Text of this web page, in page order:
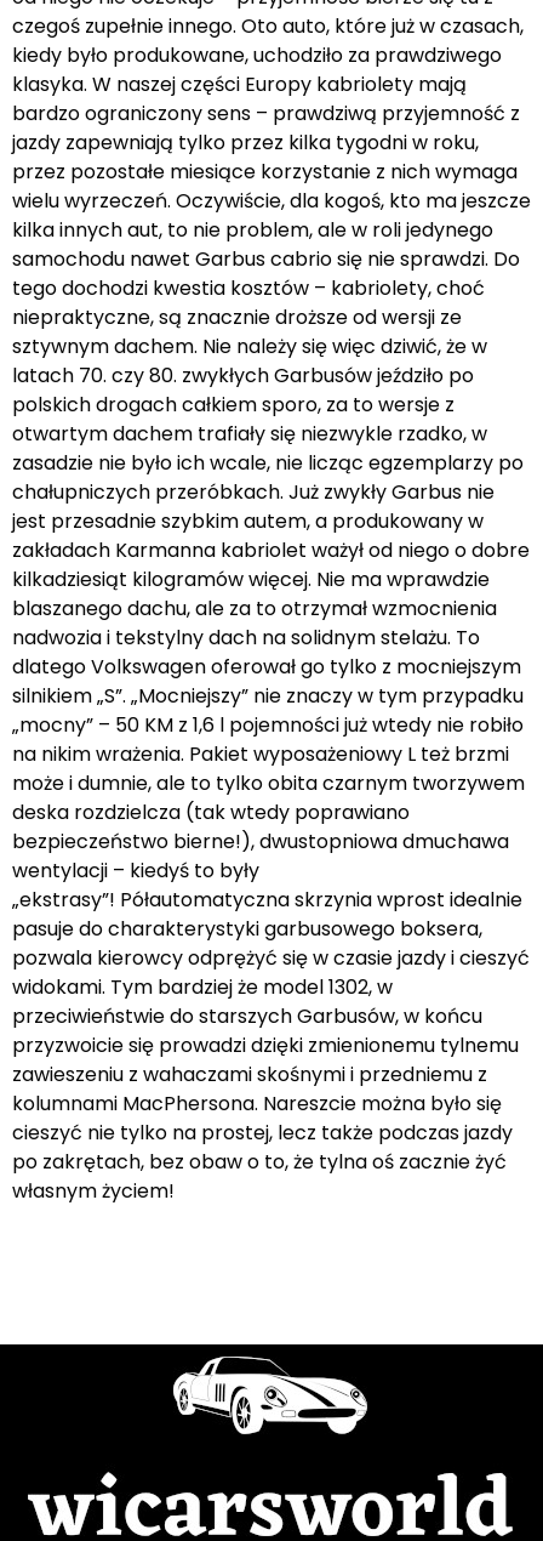
czegoś zupełnie innego. Oto auto, które już w czasach,
kiedy było produkowane, uchodziło za prawdziwego
klasyka. W naszej części Europy kabriolety mają
bardzo ograniczony sens – prawdziwą przyjemność z
jazdy zapewniają tylko przez kilka tygodni w roku,
przez pozostałe miesiące korzystanie z nich wymaga
wielu wyrzeczeń. Oczywiście, dla kogoś, kto ma jeszcze
kilka innych aut, to nie problem, ale w roli jedynego
samochodu nawet Garbus cabrio się nie sprawdzi. Do
tego dochodzi kwestia kosztów – kabriolety, choć
niepraktyczne, są znacznie droższe od wersji ze
sztywnym dachem. Nie należy się więc dziwić, że w
latach 70. czy 80. zwykłych Garbusów jeździło po
polskich drogach całkiem sporo, za to wersje z
otwartym dachem trafiały się niezwykle rzadko, w
zasadzie nie było ich wcale, nie licząc egzemplarzy po
chałupniczych przeróbkach. Już zwykły Garbus nie
jest przesadnie szybkim autem, a produkowany w
zakładach Karmanna kabriolet ważył od niego o dobre
kilkadziesiąt kilogramów więcej. Nie ma wprawdzie
blaszanego dachu, ale za to otrzymał wzmocnienia
nadwozia i tekstylny dach na solidnym stelażu. To
dlatego Volkswagen oferował go tylko z mocniejszym
silnikiem „S”. „Mocniejszy” nie znaczy w tym przypadku
„mocny” – 50 KM z 1,6 l pojemności już wtedy nie robiło
na nikim wrażenia. Pakiet wyposażeniowy L też brzmi
może i dumnie, ale to tylko obita czarnym tworzywem
deska rozdzielcza (tak wtedy poprawiano
bezpieczeństwo bierne!), dwustopniowa dmuchawa
wentylacji – kiedyś to były
„ekstrasy”! Półautomatyczna skrzynia wprost idealnie
pasuje do charakterystyki garbusowego boksera,
pozwala kierowcy odprężyć się w czasie jazdy i cieszyć
widokami. Tym bardziej że model 1302, w
przeciwieństwie do starszych Garbusów, w końcu
przyzwoicie się prowadzi dzięki zmienionemu tylnemu
zawieszeniu z wahaczami skośnymi i przedniemu z
kolumnami MacPhersona. Nareszcie można było się
cieszyć nie tylko na prostej, lecz także podczas jazdy
po zakrętach, bez obaw o to, że tylna oś zacznie żyć
własnym życiem!